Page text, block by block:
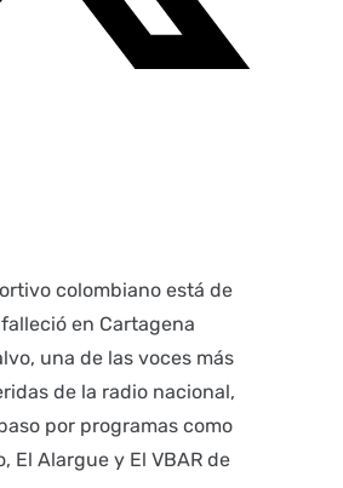
colombiano está de
en Cartagena
una de las voces más
de la radio nacional,
por programas como
El Alargue y El VBAR de